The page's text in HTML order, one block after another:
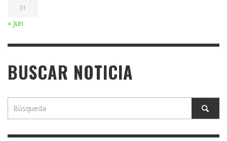
31
« Jun
BUSCAR NOTICIA